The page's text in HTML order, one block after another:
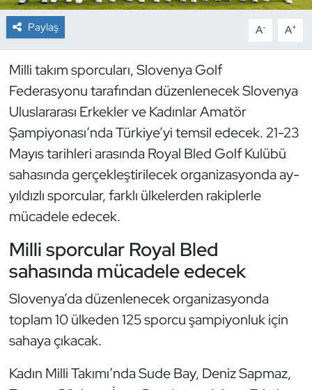
Paylaş A- A+
Milli takım sporcuları, Slovenya Golf
Federasyonu tarafından düzenlenecek Slovenya
Uluslararası Erkekler ve Kadınlar Amatör
Şampiyonası’nda Türkiye’yi temsil edecek. 21-23
Mayıs tarihleri arasında Royal Bled Golf Kulübü
sahasında gerçekleştirilecek organizasyonda ay-
yıldızlı sporcular, farklı ülkelerden rakiplerle
mücadele edecek.
Milli sporcular Royal Bled
sahasında mücadele edecek
Slovenya’da düzenlenecek organizasyonda
toplam 10 ülkeden 125 sporcu şampiyonluk için
sahaya çıkacak.
Kadın Milli Takımı’nda Sude Bay, Deniz Sapmaz,
Dağcılık
Dövüş Sanatı
E-Spor
Eskrim
Futbol
Genel
Golf
Güreş
Halter